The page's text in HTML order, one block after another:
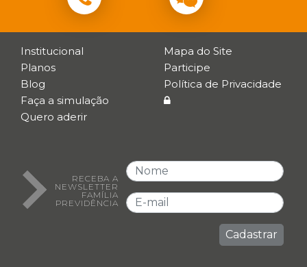
Institucional
Planos
Blog
Faça a simulação
Quero aderir
Mapa do Site
Participe
Política de Privacidade
RECEBA A
NEWSLETTER
FAMÍLIA
PREVIDÊNCIA
Cadastrar